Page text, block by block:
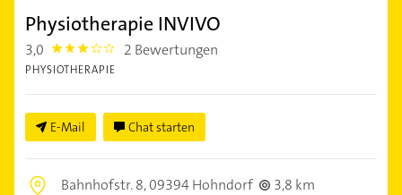
Physiotherapie INVIVO
3,0 3.0 2 Bewertungen
PHYSIOTHERAPIE
E-Mail Chat starten
Bahnhofstr. 8,09394 Hohndorf
3,8 km